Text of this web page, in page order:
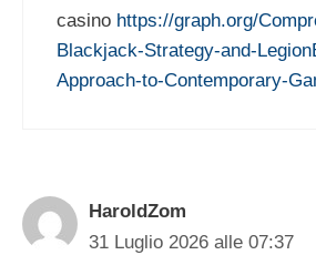
casino https://graph.org/
Blackjack-Strategy-and-
Approach-to-Contemporary-
HaroldZom
31 Luglio 2026 alle 07:37